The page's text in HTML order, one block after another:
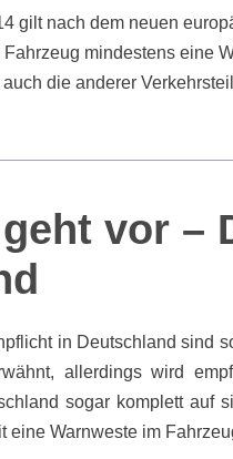
gilt nach dem neuen
mindestens eine
die anderer
vor –
in Deutschland sind
allerdings wird
sogar komplett auf
eine Warnweste im